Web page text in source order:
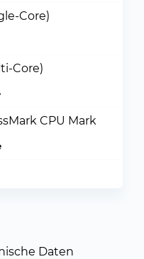
Core)
Core)
CPU Mark
Daten